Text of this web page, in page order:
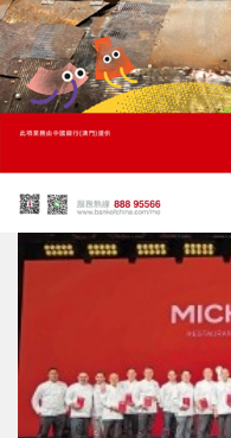
港澳遊艇暢遊灣區九市起航
料引高端客來澳拓一程多站
01/06/2026 39869